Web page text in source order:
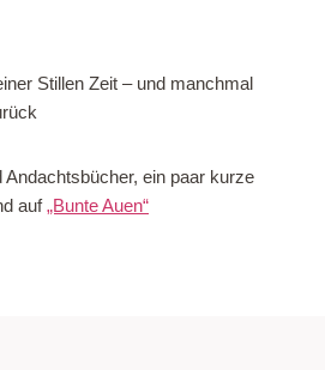
Stillen Zeit – und manchmal
Andachtsbücher, ein paar kurze
auf„Bunte Auen“